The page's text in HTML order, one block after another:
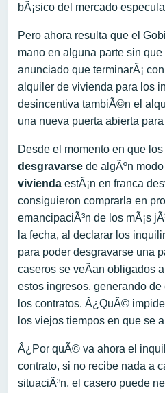
bÃ¡sico del mercado
Pero ahora resulta que el
mano en alguna parte sin
anunciado que terminarÃ¡
alquiler de vivienda para los
desincentiva tambiÃ©n el
una nueva puerta abierta
Desde el momento en que los
desgravarse de algÃºn
vivienda estÃ¡n en franca
consiguieron comprarla en
emancipaciÃ³n de los mÃ¡s
la fecha, al declarar los
para poder desgravarse una
caseros se veÃ­an obligados
estos ingresos, generando
los contratos. Â¿QuÃ©
los viejos tiempos en que se
Â¿Por quÃ© va ahora el
contrato, si no recibe nada a
situaciÃ³n, el casero puede